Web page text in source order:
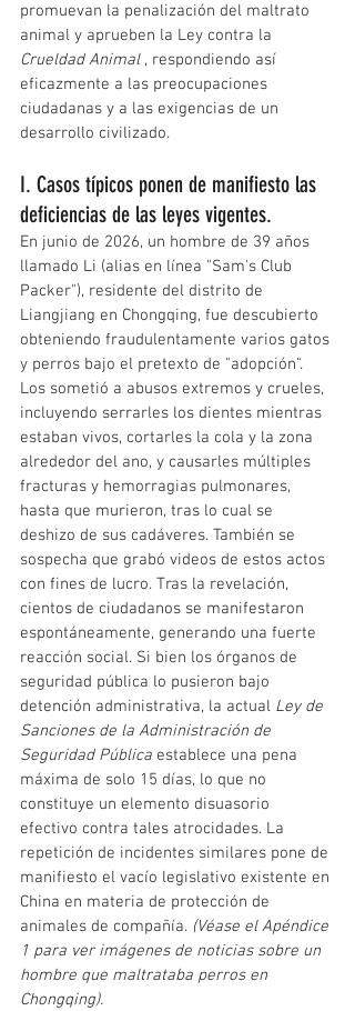
promuevan la penalización del maltrato
animal y aprueben la Ley contra la
Crueldad Animal , respondiendo así
eficazmente a las preocupaciones
ciudadanas y a las exigencias de un
desarrollo civilizado.
I. Casos típicos ponen de manifiesto las
deficiencias de las leyes vigentes.
En junio de 2026, un hombre de 39 años
llamado Li (alias en línea "Sam's Club
Packer"), residente del distrito de
Liangjiang en Chongqing, fue descubierto
obteniendo fraudulentamente varios gatos
y perros bajo el pretexto de "adopción".
Los sometió a abusos extremos y crueles,
incluyendo serrarles los dientes mientras
estaban vivos, cortarles la cola y la zona
alrededor del ano, y causarles múltiples
fracturas y hemorragias pulmonares,
hasta que murieron, tras lo cual se
deshizo de sus cadáveres. También se
sospecha que grabó videos de estos actos
con fines de lucro. Tras la revelación,
cientos de ciudadanos se manifestaron
espontáneamente, generando una fuerte
reacción social. Si bien los órganos de
seguridad pública lo pusieron bajo
detención administrativa, la actual Ley de
Sanciones de la Administración de
Seguridad Pública establece una pena
máxima de solo 15 días, lo que no
constituye un elemento disuasorio
efectivo contra tales atrocidades. La
repetición de incidentes similares pone de
manifiesto el vacío legislativo existente en
China en materia de protección de
animales de compañía. (Véase el Apéndice
1 para ver imágenes de noticias sobre un
hombre que maltrataba perros en
Chongqing).